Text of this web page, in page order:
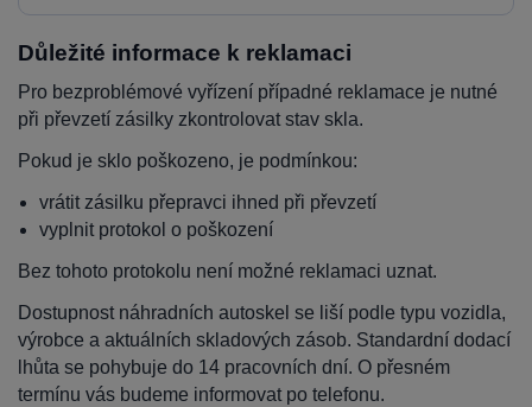
Důležité informace k reklamaci
Pro bezproblémové vyřízení případné reklamace je nutné
při převzetí zásilky zkontrolovat stav skla.
Pokud je sklo poškozeno, je podmínkou:
vrátit zásilku přepravci ihned při převzetí
vyplnit protokol o poškození
Bez tohoto protokolu není možné reklamaci uznat.
Dostupnost náhradních autoskel se liší podle typu vozidla,
výrobce a aktuálních skladových zásob. Standardní dodací
lhůta se pohybuje do 14 pracovních dní. O přesném
termínu vás budeme informovat po telefonu.